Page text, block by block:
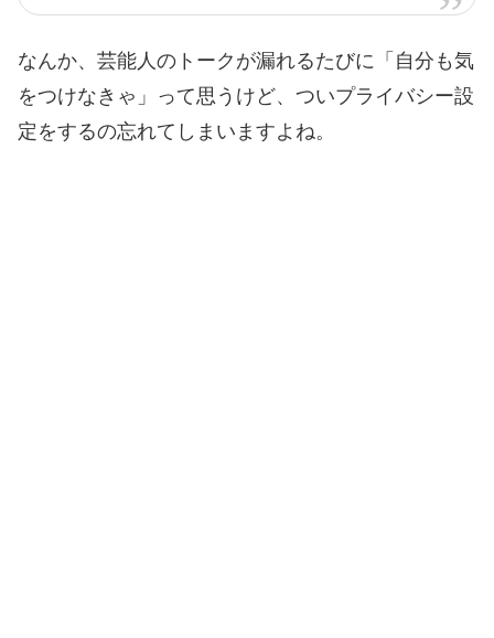
なんか、芸能人のトークが漏れるたびに「自分も気
をつけなきゃ」って思うけど、ついプライバシー設
定をするの忘れてしまいますよね。